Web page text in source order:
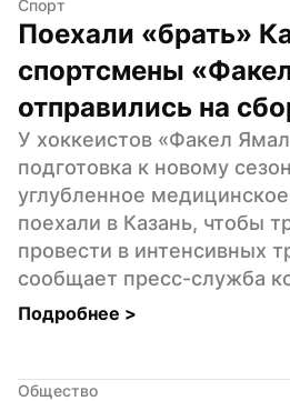
Спорт
Поехали «брать»
спортсмены
отправились на
У хоккеистов «Факел
подготовка к новому
углубленное
поехали в Казань, чтобы
провести в интенсивных
сообщает пресс-служба
Подробнее >
Общество